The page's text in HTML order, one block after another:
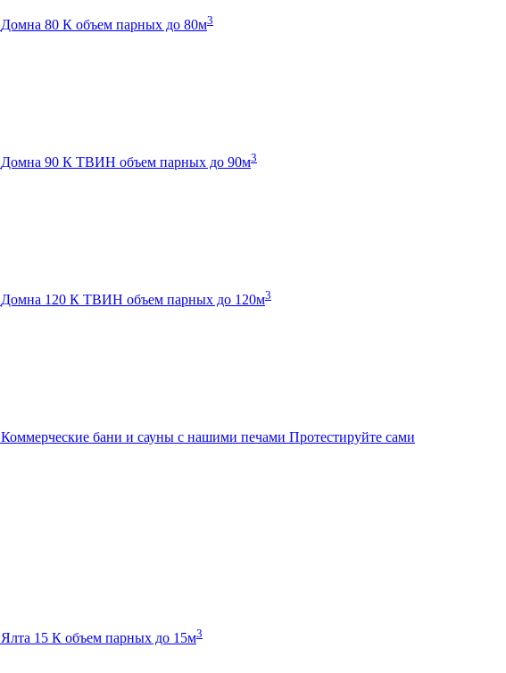
Домна 80 К объем парных до 80м3
Домна 90 К ТВИН объем парных до 90м3
Домна 120 К ТВИН объем парных до 120м3
Коммерческие бани и сауны с нашими печами Протестируйте сами
Ялта 15 К объем парных до 15м3